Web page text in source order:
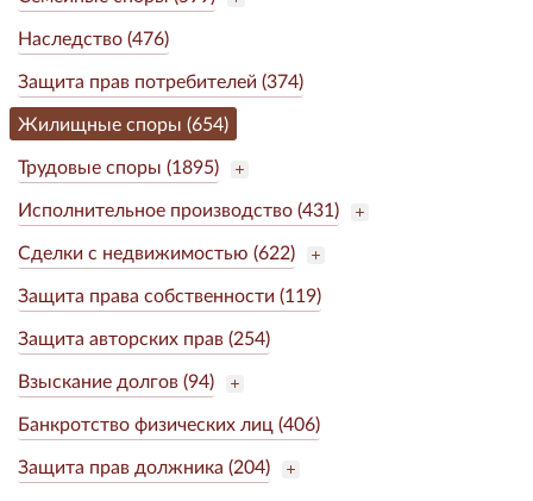
Наследство (476)
Защита прав потребителей (374)
Жилищные споры (654)
Трудовые споры (1895)
Исполнительное производство (431)
Сделки с недвижимостью (622)
Защита права собственности (119)
Защита авторских прав (254)
Взыскание долгов (94)
Банкротство физических лиц (406)
Защита прав должника (204)